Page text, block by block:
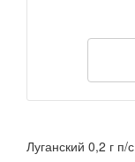
Луганский 0,2 г п/с